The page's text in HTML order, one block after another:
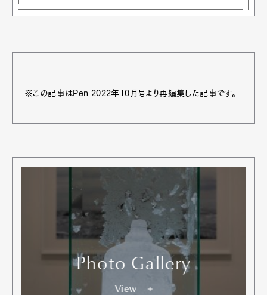
※この記事はPen 2022年10月号より再編集した記事です。
Photo Gallery
View